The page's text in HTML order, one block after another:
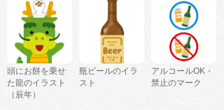
頭にお餅を乗せ
た龍のイラスト
（辰年）
瓶ビールのイラ
スト
アルコールOK・
禁止のマーク